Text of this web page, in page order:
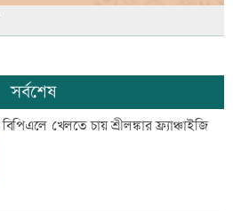
সর্বশেষ
বিপিএলে খেলতে চায় শ্রীলঙ্কার ফ্র্যাঞ্চাইজি